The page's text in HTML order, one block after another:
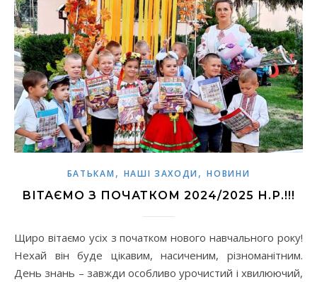
БАТЬКАМ , НАШІ ЗАХОДИ ,НОВИНИ
ВІТАЄМО З ПОЧАТКОМ 2024/2025 Н.Р.!!!
Щиро вітаємо усіх з початком нового навчального року!
Нехай він буде цікавим, насиченим, різноманітним.
День знань – завжди особливо урочистий і хвилюючий,